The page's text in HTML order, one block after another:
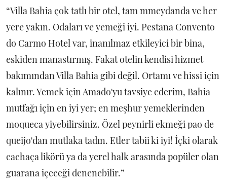
“Villa Bahia çok tatlı bir otel, tam mmeydanda ve her
yere yakın. Odaları ve yemeği iyi. Pestana Convento
do Carmo Hotel var, inanılmaz etkileyici bir bina,
eskiden manastırmış. Fakat otelin kendisi hizmet
bakımından Villa Bahia gibi değil. Ortamı ve hissi için
kalınır. Yemek için Amado'yu tavsiye ederim, Bahia
mutfağı için en iyi yer; en meşhur yemeklerinden
moqueca yiyebilirsiniz. Özel peynirli ekmeği pao de
queijo'dan mutlaka tadın. Etler tabii ki iyi! İçki olarak
cachaça likörü ya da yerel halk arasında popüler olan
guarana içeceği denenebilir.”